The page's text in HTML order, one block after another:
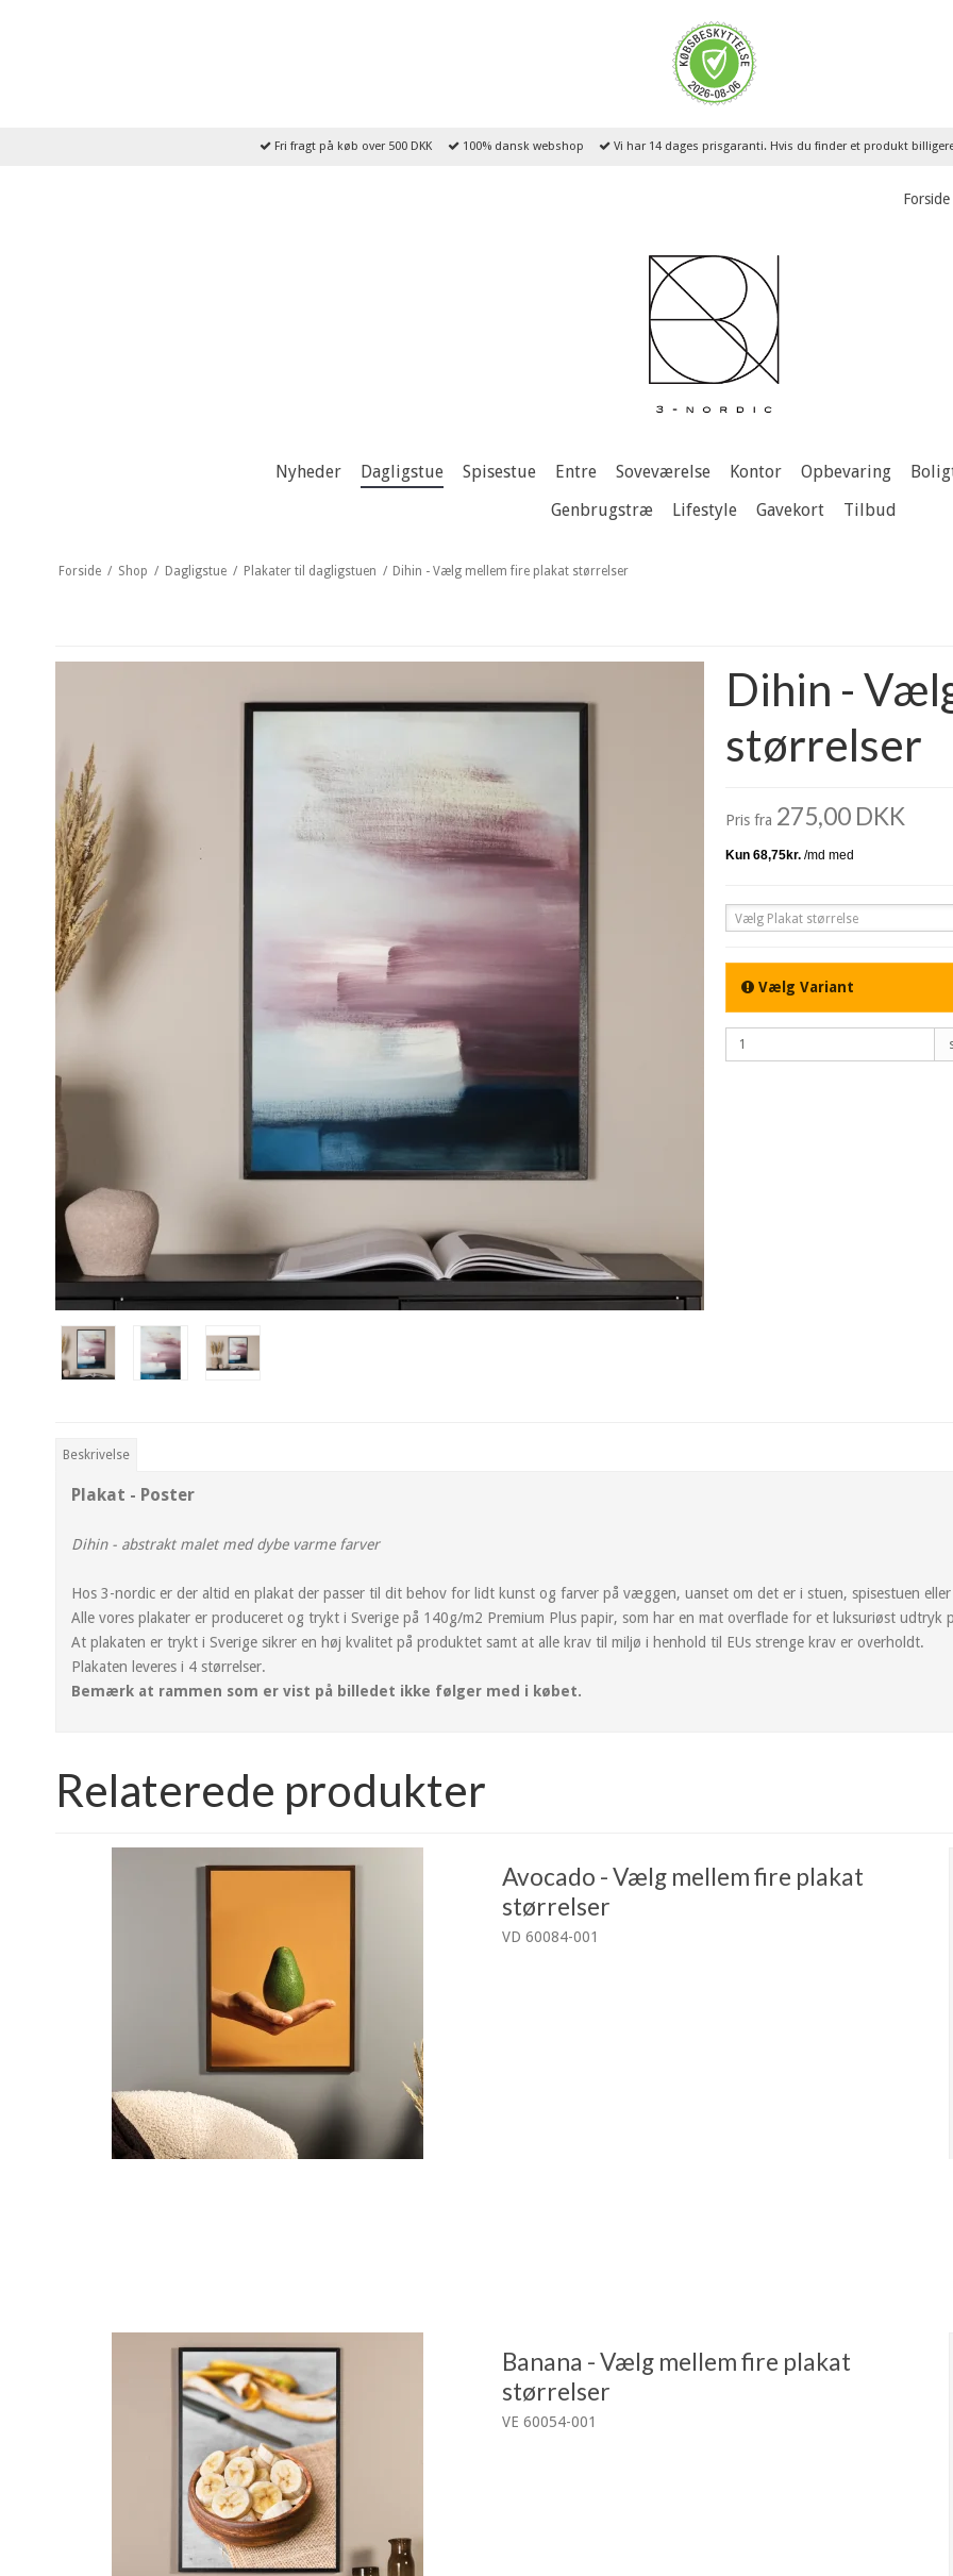
Fri fragt på køb over 500 DKK 100% dansk webshop Vi har 14 dages prisgaranti. Hvis du finder et produkt
Forside
Nyheder Dagligstue Spisestue Entre Soveværelse Kontor Opbevaring
Genbrugstræ
Lifestyle Gavekort Tilbud
Forside / Shop / Dagligstue / Plakater til dagligstuen / Dihin - Vælg mellem fire plakat størrelser
Dihin -
størrelser
Pris fra 275,00 DKK
Vælg Plakat størrelse
Vælg Variant
Beskrivelse
Plakat - Poster
Dihin - abstrakt malet med dybe varme farver
Hos 3-nordic er der altid en plakat der passer til dit behov for lidt kunst og farver på væggen, uanset om det er i stuen, spisestuen
Alle vores plakater er produceret og trykt i Sverige på 140g/m2 Premium Plus papir, som har en mat overflade for et luksuriøst udtryk
At plakaten er trykt i Sverige sikrer en høj kvalitet på produktet samt at alle krav til miljø i henhold til EUs strenge krav er overholdt.
Plakaten leveres i 4 størrelser.
Bemærk at rammen som er vist på billedet ikke følger med i købet.
Relaterede produkter
Avocado - Vælg mellem fire plakat
størrelser
VD 60084-001
Banana - Vælg mellem fire plakat
størrelser
VE 60054-001